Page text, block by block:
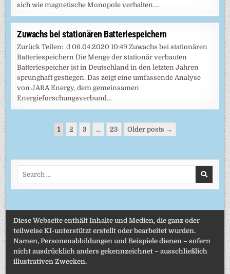
sich wie magnetische Monopole verhalten….
Zuwachs bei stationären Batteriespeichern
Zurück Teilen: d 06.04.2020 10:49 Zuwachs bei stationären
Batteriespeichern Die Menge der stationär verbauten
Batteriespeicher ist in Deutschland in den letzten Jahren
sprunghaft gestiegen. Das zeigt eine umfassende Analyse
von JARA Energy, dem gemeinsamen
Energieforschungsverbund…
Seitennummerierung
Beiträge
1 2 3 … 23 Older posts →
Diese Webseite enthält Inhalte und Medien, die ganz oder
teilweise KI-unterstützt erstellt oder bearbeitet wurden.
Namen, Personenabbildungen und Beispiele dienen – sofern
nicht ausdrücklich anders gekennzeichnet – ausschließlich
illustrativen Zwecken.